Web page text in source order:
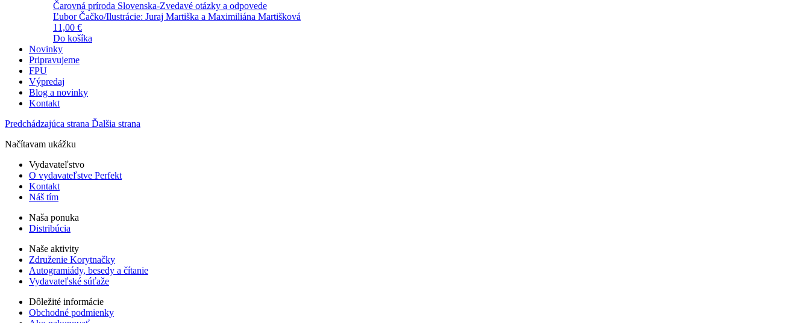
Čarovná príroda Slovenska-Zvedavé otázky a odpovede
Ľubor Čačko/Ilustrácie: Juraj Martiška a Maximiliána Martišková
11,00 €
Do košíka
Novinky
Pripravujeme
FPU
Výpredaj
Blog a novinky
Kontakt
Predchádzajúca strana Ďalšia strana
Načítavam ukážku
Vydavateľstvo
O vydavateľstve Perfekt
Kontakt
Náš tím
Naša ponuka
Distribúcia
Naše aktivity
Združenie Korytnačky
Autogramiády, besedy a čítanie
Vydavateľské súťaže
Dôležité informácie
Obchodné podmienky